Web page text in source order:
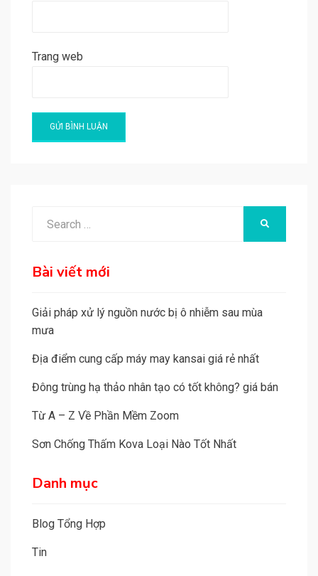
Trang web
a
i
v
:
Bài viết mới
Giải pháp xử lý nguồn nước bị ô nhiễm sau mùa
mưa
Địa điểm cung cấp máy may kansai giá rẻ nhất
Đông trùng hạ thảo nhân tạo có tốt không? giá bán
Từ A – Z Về Phần Mềm Zoom
Sơn Chống Thấm Kova Loại Nào Tốt Nhất
Danh mục
Blog Tổng Hợp
Tin